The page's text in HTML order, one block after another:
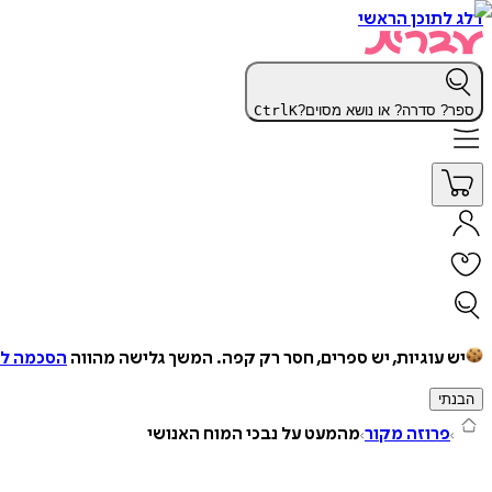
דלג לתוכן הראשי
ספר? סדרה? או נושא מסוים? CtrlK
יש עוגיות, יש ספרים, חסר רק קפה. המשך גלישה מהווה הסכמה
הבנתי
פרוזה מקור מהמעט על נבכי המוח האנושי